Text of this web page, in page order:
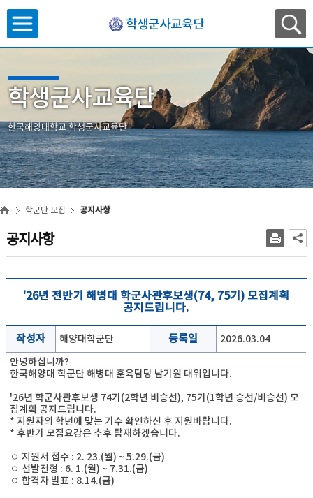
학생군사교육단
학생군사교육단
한국해양대학교 학생군사교육단
학군단 모집 공지사항
공지사항
'26년 전반기 해병대 학군사관후보생(74, 75기) 모집계획
공지드립니다.
작성자 해양대학군단 등록일
2026.03.04
안녕하십니까?
한국해양대 학군단 해병대 훈육담당 남기원 대위입니다.
'26년 학군사관후보생 74기(2학년 비승선), 75기(1학년 승선/비승선) 모
집계획 공지드립니다.
* 지원자의 학년에 맞는 기수 확인하신 후 지원바랍니다.
* 후반기 모집요강은 추후 탑재하겠습니다.
ㅇ 지원서 접수 : 2. 23.(월) ~ 5.29.(금)
ㅇ 선발전형 : 6. 1.(월) ~ 7.31.(금)
ㅇ 합격자 발표 : 8.14.(금)